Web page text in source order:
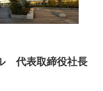
代表取締役社長